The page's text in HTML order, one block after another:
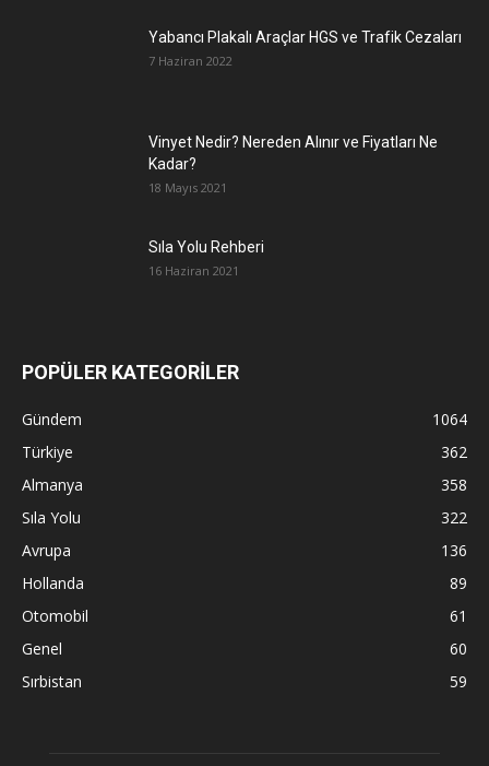
Yabancı Plakalı Araçlar HGS ve Trafik Cezaları
7 Haziran 2022
Vinyet Nedir? Nereden Alınır ve Fiyatları Ne
Kadar?
18 Mayıs 2021
Sıla Yolu Rehberi
16 Haziran 2021
POPÜLER KATEGORİLER
Gündem
1064
Türkiye
362
Almanya
358
Sıla Yolu
322
Avrupa
136
Hollanda
89
Otomobil
61
Genel
60
Sırbistan
59